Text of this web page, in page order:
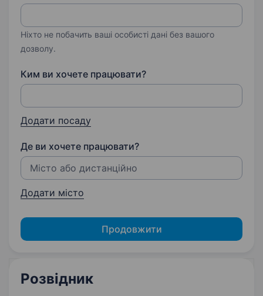
Ніхто не побачить ваші особисті дані без вашого
дозволу.
Ким ви хочете працювати?
Додати посаду
Де ви хочете працювати?
Додати місто
Продовжити
Розвідник